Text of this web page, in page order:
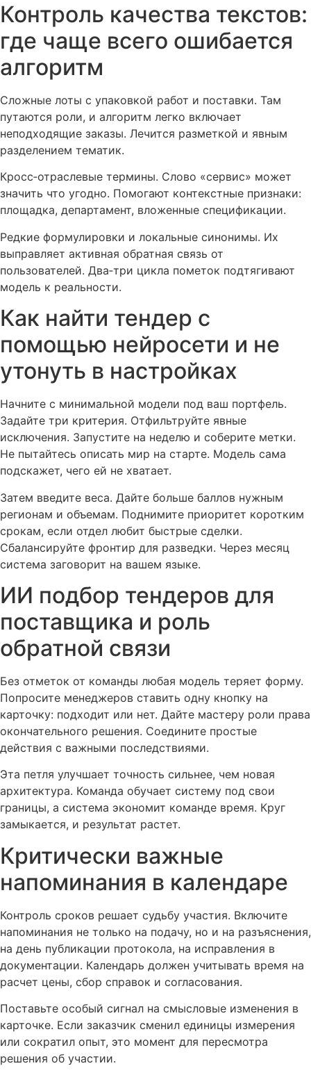
Контроль качества текстов:
где чаще всего ошибается
алгоритм
Сложные лоты с упаковкой работ и поставки. Там
путаются роли, и алгоритм легко включает
неподходящие заказы. Лечится разметкой и явным
разделением тематик.
Кросс‑отраслевые термины. Слово «сервис» может
значить что угодно. Помогают контекстные признаки:
площадка, департамент, вложенные спецификации.
Редкие формулировки и локальные синонимы. Их
выправляет активная обратная связь от
пользователей. Два‑три цикла пометок подтягивают
модель к реальности.
Как найти тендер с
помощью нейросети и не
утонуть в настройках
Начните с минимальной модели под ваш портфель.
Задайте три критерия. Отфильтруйте явные
исключения. Запустите на неделю и соберите метки.
Не пытайтесь описать мир на старте. Модель сама
подскажет, чего ей не хватает.
Затем введите веса. Дайте больше баллов нужным
регионам и объемам. Поднимите приоритет коротким
срокам, если отдел любит быстрые сделки.
Сбалансируйте фронтир для разведки. Через месяц
система заговорит на вашем языке.
ИИ подбор тендеров для
поставщика и роль
обратной связи
Без отметок от команды любая модель теряет форму.
Попросите менеджеров ставить одну кнопку на
карточку: подходит или нет. Дайте мастеру роли права
окончательного решения. Соедините простые
действия с важными последствиями.
Эта петля улучшает точность сильнее, чем новая
архитектура. Команда обучает систему под свои
границы, а система экономит команде время. Круг
замыкается, и результат растет.
Критически важные
напоминания в календаре
Контроль сроков решает судьбу участия. Включите
напоминания не только на подачу, но и на разъяснения,
на день публикации протокола, на исправления в
документации. Календарь должен учитывать время на
расчет цены, сбор справок и согласования.
Поставьте особый сигнал на смысловые изменения в
карточке. Если заказчик сменил единицы измерения
или сократил опыт, это момент для пересмотра
решения об участии.